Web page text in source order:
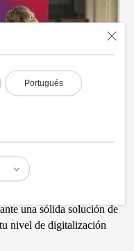
Portugués
una sólida solución de
nivel de digitalización